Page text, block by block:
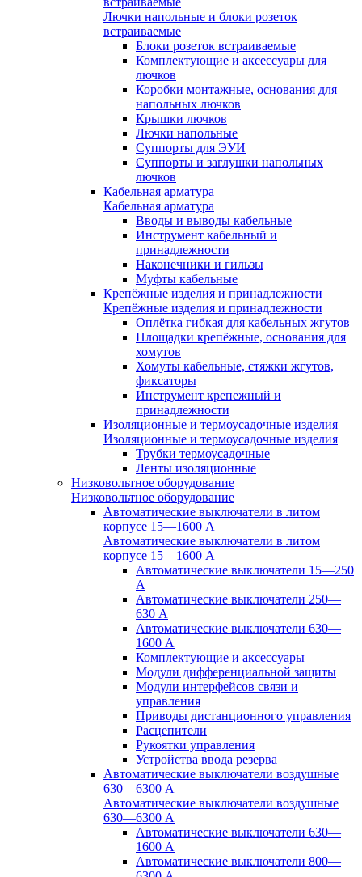
Лючки напольные и блоки розеток
встраиваемые
Блоки розеток встраиваемые
Комплектующие и аксессуары для
лючков
Коробки монтажные, основания для
напольных лючков
Крышки лючков
Лючки напольные
Суппорты для ЭУИ
Суппорты и заглушки напольных
лючков
Кабельная арматура
Кабельная арматура
Вводы и выводы кабельные
Инструмент кабельный и
принадлежности
Наконечники и гильзы
Муфты кабельные
Крепёжные изделия и принадлежности
Крепёжные изделия и принадлежности
Оплётка гибкая для кабельных жгутов
Площадки крепёжные, основания для
хомутов
Хомуты кабельные, стяжки жгутов,
фиксаторы
Инструмент крепежный и
принадлежности
Изоляционные и термоусадочные изделия
Изоляционные и термоусадочные изделия
Трубки термоусадочные
Ленты изоляционные
Низковольтное оборудование
Низковольтное оборудование
Автоматические выключатели в литом
корпусе 15—1600 А
Автоматические выключатели в литом
корпусе 15—1600 А
Автоматические выключатели 15—250
А
Автоматические выключатели 250—
630 А
Автоматические выключатели 630—
1600 А
Комплектующие и аксессуары
Модули дифференциальной защиты
Модули интерфейсов связи и
управления
Приводы дистанционного управления
Расцепители
Рукоятки управления
Устройства ввода резерва
Автоматические выключатели воздушные
630—6300 А
Автоматические выключатели воздушные
630—6300 А
Автоматические выключатели 630—
1600 А
Автоматические выключатели 800—